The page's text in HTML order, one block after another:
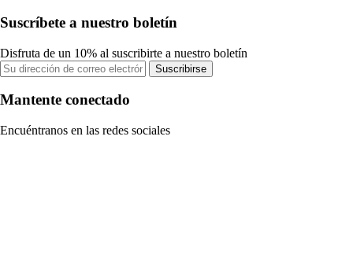
Suscríbete a nuestro boletín
Disfruta de un 10% al suscribirte a nuestro boletín
Suscribirse
Mantente conectado
Encuéntranos en las redes sociales